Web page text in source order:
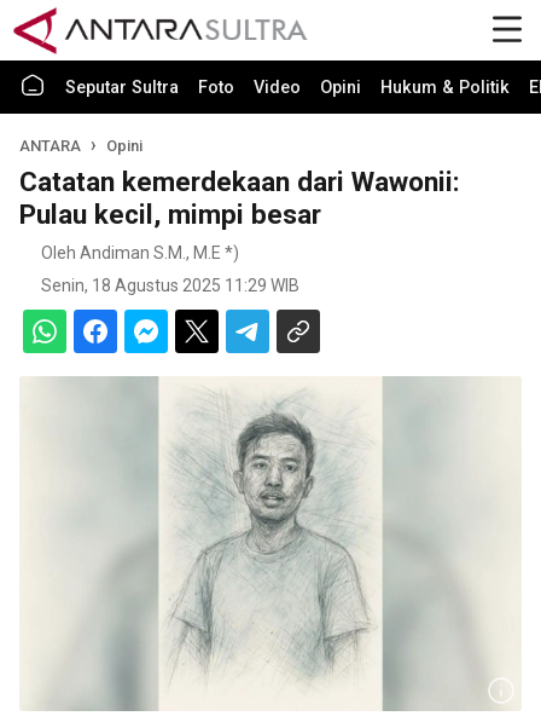
Seputar Sultra Foto Video Opini Hukum & Politik
ANTARA Opini
Catatan kemerdekaan dari Wawonii:
Pulau kecil, mimpi besar
Oleh Andiman S.M., M.E *)
Senin, 18 Agustus 2025 11:29 WIB